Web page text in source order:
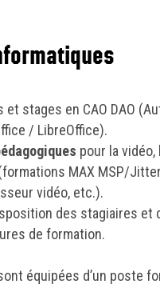
stages en CAO DAO
/ LibreOffice).
pour la
MAX MSP/
vidéo, etc.).
des stagiaires et
de formation.
équipées d’un poste